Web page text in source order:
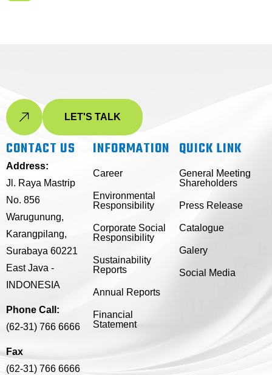
LET'S TALK
CONTACT US
Address:
Jl. Raya Mastrip
No. 856
Warugunung,
Karangpilang,
Surabaya 60221
East Java -
INDONESIA
Phone Call:
(62-31) 766 6666
Fax
(62-31) 766 6666
INFORMATION
Career
Environmental
Responsibility
Corporate Social
Responsibility
Sustainability
Reports
Annual Reports
Financial
Statement
QUICK LINK
General Meeting
Shareholders
Press Release
Catalogue
Galery
Social Media